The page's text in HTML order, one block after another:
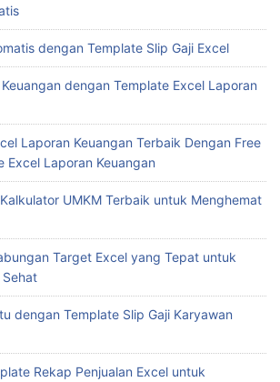
dengan Template Slip Gaji Excel
dengan Template Excel Laporan
Laporan Keuangan Terbaik Dengan Free
Excel Laporan Keuangan
UMKM Terbaik untuk Menghemat
Target Excel yang Tepat untuk
Sehat
dengan Template Slip Gaji Karyawan
Rekap Penjualan Excel untuk